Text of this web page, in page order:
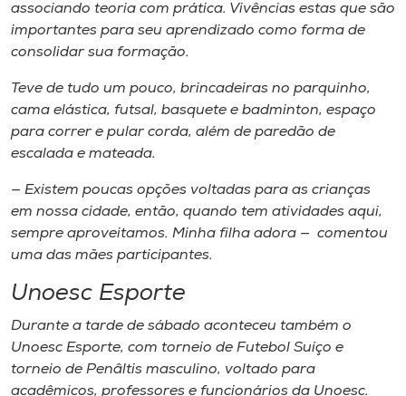
associando teoria com prática. Vivências estas que são
importantes para seu aprendizado como forma de
consolidar sua formação.
Teve de tudo um pouco, brincadeiras no parquinho,
cama elástica, futsal, basquete e badminton, espaço
para correr e pular corda, além de paredão de
escalada e mateada.
— Existem poucas opções voltadas para as crianças
em nossa cidade, então, quando tem atividades aqui,
sempre aproveitamos. Minha filha adora — comentou
uma das mães participantes.
Unoesc Esporte
Durante a tarde de sábado aconteceu também o
Unoesc Esporte, com torneio de Futebol Suíço e
torneio de Penâltis masculino, voltado para
acadêmicos, professores e funcionários da Unoesc.